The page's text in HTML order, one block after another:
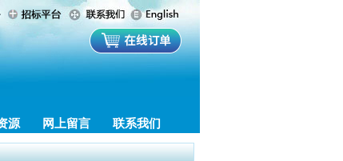
源 网上留言 联系我们